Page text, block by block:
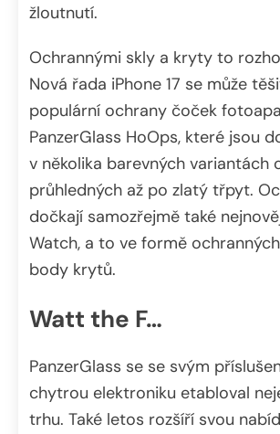
žloutnutí.
Ochrannými skly a kryty to
Nová řada iPhone 17 se může
populární ochrany čoček
PanzerGlass HoOps, které jsou
v několika barevných variantách
průhledných až po zlatý třpyt.
dočkají samozřejmě také
Watch, a to ve formě
body krytů.
Watt the F…
PanzerGlass se se svým
chytrou elektroniku etabloval
trhu. Také letos rozšíří svou